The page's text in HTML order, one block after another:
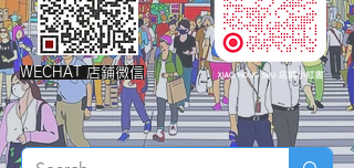
WECHAT 店鋪微信